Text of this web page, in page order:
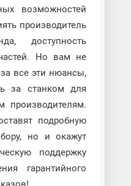
возможностей
производитель
доступность
Но вам не
все эти нюансы,
за станком для
подробную
но и окажут
поддержку
гарантийного